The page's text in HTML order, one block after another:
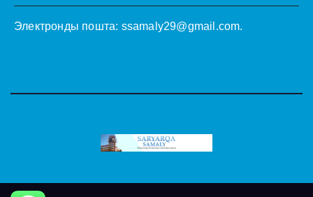
Электронды пошта: ssamaly29@gmail.com.